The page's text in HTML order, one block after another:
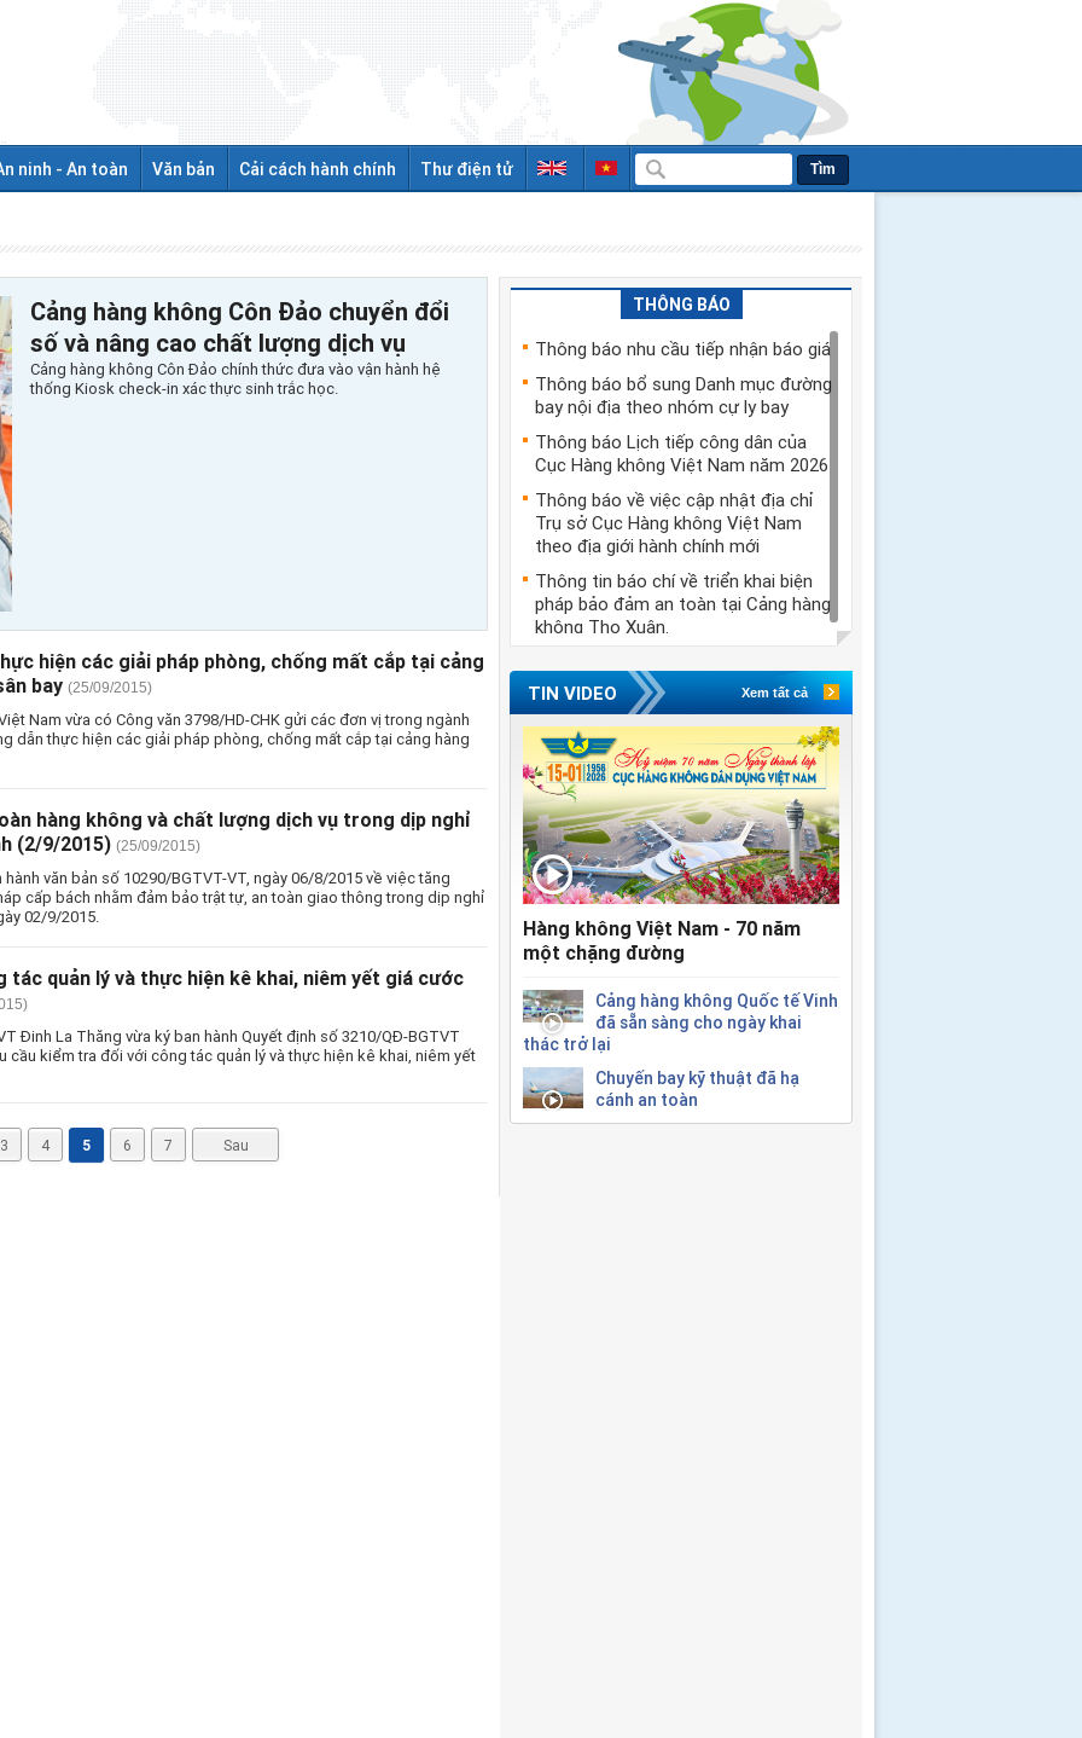
ninh - An toàn Văn bản Cải cách hành chính Thư điện tử Tìm
Cảng hàng không Côn Đảo chuyển đổi
số và nâng cao chất lượng dịch vụ
Cảng hàng không Côn Đảo chính thức đưa vào vận hành hệ
thống Kiosk check-in xác thực sinh trắc học.
hiện các giải pháp phòng, chống mất cắp tại cảng
bay (25/09/2015)
Nam vừa có Công văn 3798/HD-CHK gửi các đơn vị trong ngành
dẫn thực hiện các giải pháp phòng, chống mất cắp tại cảng hàng
hàng không và chất lượng dịch vụ trong dịp nghỉ
(2/9/2015) (25/09/2015)
văn bản số 10290/BGTVT-VT, ngày 06/8/2015 về việc tăng
cấp bách nhằm đảm bảo trật tự, an toàn giao thông trong dịp nghỉ
02/9/2015.
tác quản lý và thực hiện kê khai, niêm yết giá cước
Đinh La Thăng vừa ký ban hành Quyết định số 3210/QĐ-BGTVT
cầu kiểm tra đối với công tác quản lý và thực hiện kê khai, niêm yết
3 4 5 6 7 Sau
THÔNG BÁO
Thông báo nhu cầu tiếp nhận báo giá
Thông báo bổ sung Danh mục đường
bay nội địa theo nhóm cự ly bay
Thông báo Lịch tiếp công dân của
Cục Hàng không Việt Nam năm 2026
Thông báo về việc cập nhật địa chỉ
Trụ sở Cục Hàng không Việt Nam
theo địa giới hành chính mới
Thông tin báo chí về triển khai biện
pháp bảo đảm an toàn tại Cảng hàng
không Thọ Xuân.
TIN VIDEO Xem tất cả
Hàng không Việt Nam - 70 năm
một chặng đường
Cảng hàng không Quốc tế Vinh
đã sẵn sàng cho ngày khai
thác trở lại
Chuyến bay kỹ thuật đã hạ
cánh an toàn